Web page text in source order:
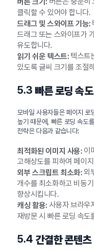
클릭할 수 있어야 합니다.
드래그 및 스와이프 기능:
드래그 또는 스와이프가
유도합니다.
읽기 쉬운 텍스트:텍스트
있도록 글씨 크기를 조절
5.3 빠른 로딩 속도
모바일 사용자들은 페이지 로
높기 때문에, 빠른 로딩 속도
전략은 다음과 같습니다:
최적화된 이미지 사용:이
고해상도를 피하여 페이
외부 스크립트 최소화:외
개수를 최소화하고 비동
향상시킵니다.
캐싱 활용:사용자 브라우
재방문 시 빠른 로딩 속도
5.4 간결한 콘텐츠